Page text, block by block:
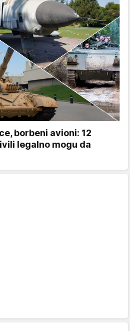
borbeni avioni: 12
legalno mogu da